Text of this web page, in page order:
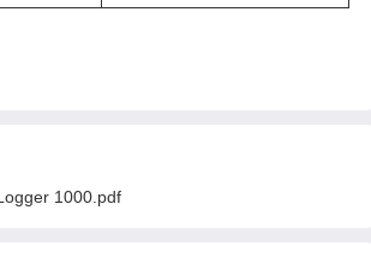
1000.pdf